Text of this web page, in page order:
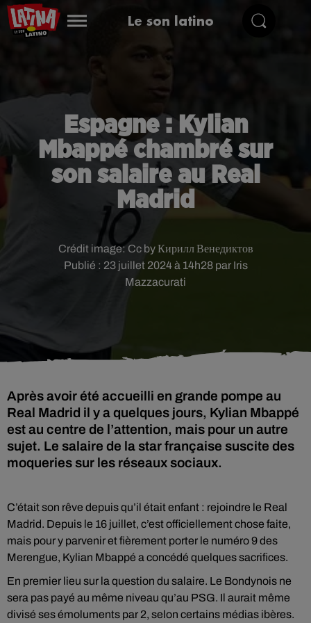
Le son latino
Espagne : Kylian
Mbappé chambré sur
son salaire au Real
Madrid
Publié : 23 juillet 2024 à 14h28 par Iris
Mazzacurati
Crédit image: Cc by Кирилл Венедиктов
Après avoir été accueilli en grande pompe au
Real Madrid il y a quelques jours, Kylian Mbappé
est au centre de l’attention, mais pour un autre
sujet. Le salaire de la star française suscite des
moqueries sur les réseaux sociaux.
C’était son rêve depuis qu’il était enfant : rejoindre le Real
Madrid. Depuis le 16 juillet, c’est officiellement chose faite,
mais pour y parvenir et fièrement porter le numéro 9 des
Merengue, Kylian Mbappé a concédé quelques sacrifices.
En premier lieu sur la question du salaire. Le Bondynois ne
sera pas payé au même niveau qu’au PSG. Il aurait même
divisé ses émoluments par 2, selon certains médias ibères.